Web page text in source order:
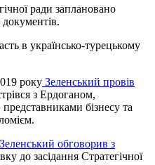
ради заплановано
в українсько-турецькому
року Зеленський провів
з Ердоганом,
бізнесу та
Зеленський обговорив з
до засідання Стратегічної